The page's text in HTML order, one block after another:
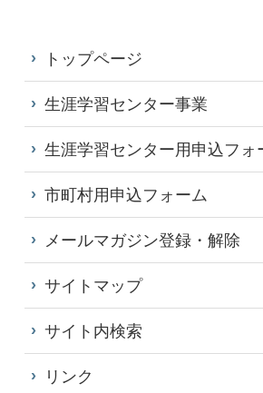
トップページ
生涯学習センター事業
生涯学習センター用申込フォ
市町村用申込フォーム
メールマガジン登録・解除
サイトマップ
サイト内検索
リンク